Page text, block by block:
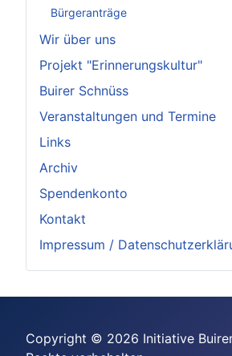
Bürgeranträge
Wir über uns
Projekt "Erinnerungskultur"
Buirer Schnüss
Veranstaltungen und Termine
Links
Archiv
Spendenkonto
Kontakt
Impressum /
Copyright © 2026 Initiative